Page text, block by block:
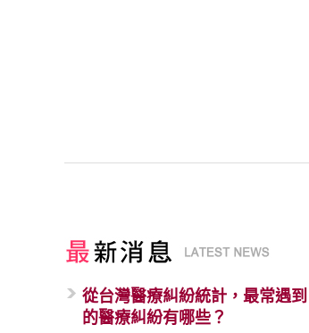
從台灣醫療糾紛統計，最常遇到
的醫療糾紛有哪些？